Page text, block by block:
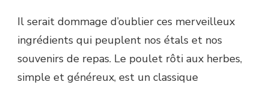
Il serait dommage d’oublier ces merveilleux
ingrédients qui peuplent nos étals et nos
souvenirs de repas. Le poulet rôti aux herbes,
simple et généreux, est un classique